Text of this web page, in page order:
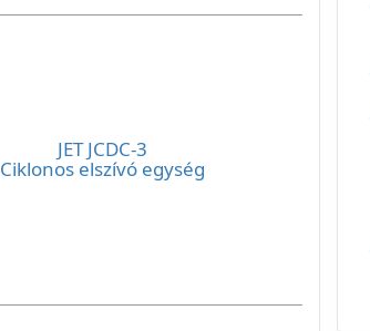
JET JCDC-3
Ciklonos elszívó egység